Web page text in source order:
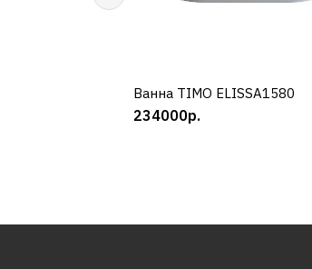
КУПИТЬ
Ванна TIMO ELISSA1580
234000р.